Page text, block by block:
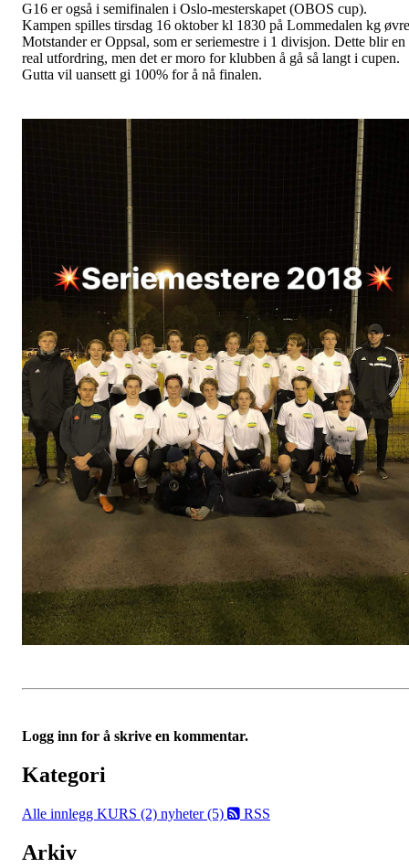
G16 er også i semifinalen i Oslo-mesterskapet (OBOS cup).
Kampen spilles tirsdag 16 oktober kl 1830 på Lommedalen kg
Motstander er Oppsal, som er seriemestre i 1 divisjon. Dette blir en
real utfordring, men det er moro for klubben å gå så langt i cupen.
Gutta vil uansett gi 100% for å nå finalen.
Logg inn for å skrive en kommentar.
Kategori
Alle innlegg KURS (2) nyheter (5) RSS
Arkiv